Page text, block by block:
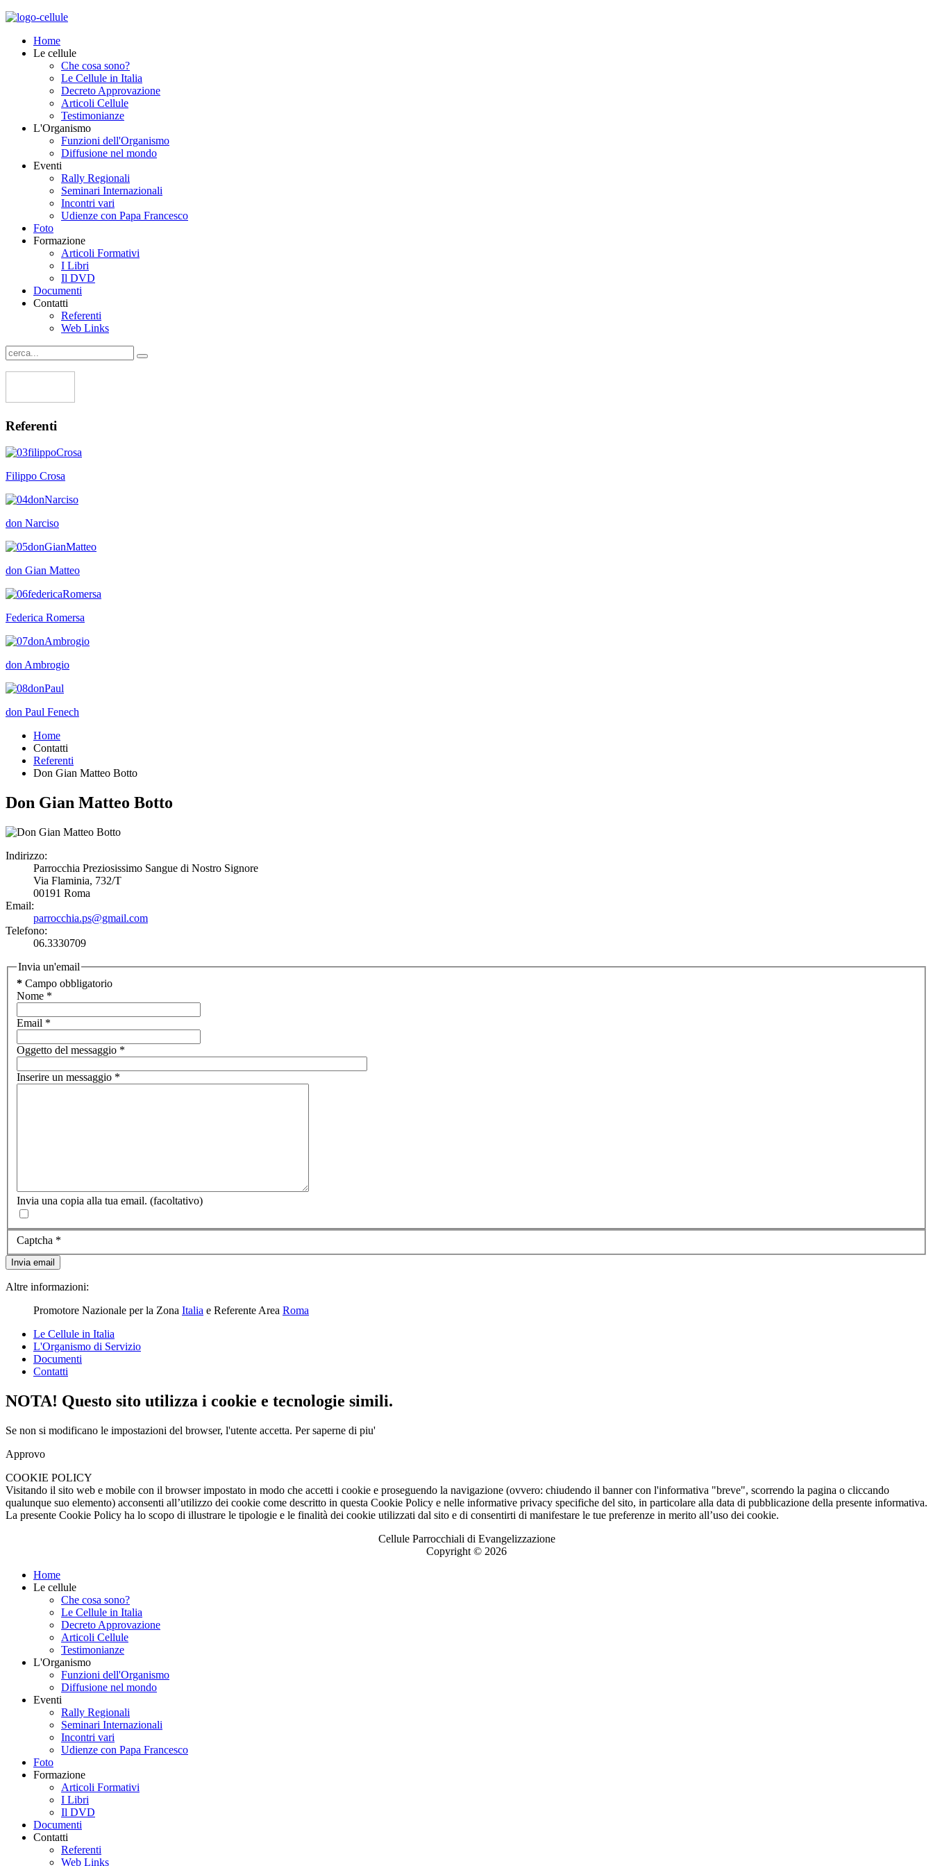
Home
Le cellule
Che cosa sono?
Le Cellule in Italia
Decreto Approvazione
Articoli Cellule
Testimonianze
L'Organismo
Funzioni dell'Organismo
Diffusione nel mondo
Eventi
Rally Regionali
Seminari Internazionali
Incontri vari
Udienze con Papa Francesco
Foto
Formazione
Articoli Formativi
I Libri
Il DVD
Documenti
Contatti
Referenti
Web Links
Referenti
Filippo Crosa
don Narciso
don Gian Matteo
Federica Romersa
don Ambrogio
don Paul Fenech
Home
Contatti
Referenti
Don Gian Matteo Botto
Don Gian Matteo Botto
Indirizzo:
Parrocchia Preziosissimo Sangue di Nostro Signore
Via Flaminia, 732/T
00191 Roma
Email:
parrocchia.ps@gmail.com
Telefono:
06.3330709
Invia un'email
* Campo obbligatorio
Nome *
Email *
Oggetto del messaggio *
Inserire un messaggio *
Invia una copia alla tua email. (facoltativo)
Captcha *
Invia email
Altre informazioni:
Promotore Nazionale per la Zona Italia e Referente Area Roma
Le Cellule in Italia
L'Organismo di Servizio
Documenti
Contatti
NOTA! Questo sito utilizza i cookie e tecnologie simili.
Se non si modificano le impostazioni del browser, l'utente accetta. Per saperne di piu'
Approvo
COOKIE POLICY
Visitando il sito web e mobile con il browser impostato in modo che accetti i cookie e proseguendo la navigazione (ovvero: chiudendo il banner con l'informativa "breve", scorrendo la pagina o cliccando
qualunque suo elemento) acconsenti all’utilizzo dei cookie come descritto in questa Cookie Policy e nelle informative privacy specifiche del sito, in particolare alla data di pubblicazione della presente informativa.
La presente Cookie Policy ha lo scopo di illustrare le tipologie e le finalità dei cookie utilizzati dal sito e di consentirti di manifestare le tue preferenze in merito all’uso dei cookie.
Cellule Parrocchiali di Evangelizzazione
Copyright © 2026
Home
Le cellule
Che cosa sono?
Le Cellule in Italia
Decreto Approvazione
Articoli Cellule
Testimonianze
L'Organismo
Funzioni dell'Organismo
Diffusione nel mondo
Eventi
Rally Regionali
Seminari Internazionali
Incontri vari
Udienze con Papa Francesco
Foto
Formazione
Articoli Formativi
I Libri
Il DVD
Documenti
Contatti
Referenti
Web Links